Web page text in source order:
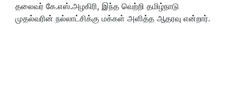
தலைவர் கே.எஸ்.அழகிரி, இந்த வெற்றி தமிழ்நாடு
முதல்வரின் நல்லாட்சிக்கு மக்கள் அளித்த ஆதரவு என்றார்.